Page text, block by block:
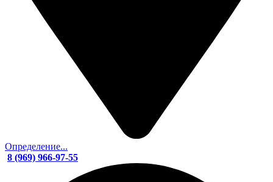
Определение...
8 (969) 966-97-55